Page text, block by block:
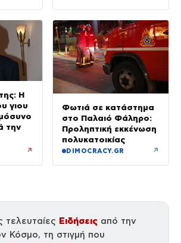
Η
γιου
την
↗
Φωτιά σε κατάστημα
στο Παλαιό Φάληρο:
Προληπτική εκκένωση
πολυκατοικίας
DIMOCRACY.GR ↗
τελευταίες Ειδήσεις από την
Κόσμο, τη στιγμή που